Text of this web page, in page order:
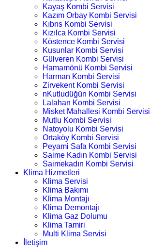
Kayaş Kombi Servisi
Kazım Orbay Kombi Servisi
Kıbrıs Kombi Servisi
Kızılca Kombi Servisi
Köstence Kombi Servisi
Kusunlar Kombi Servisi
Gülveren Kombi Servisi
Hamamönü Kombi Servisi
Harman Kombi Servisi
Zirvekent Kombi Servisi
nKutludüğün Kombi Servisi
Lalahan Kombi Servisi
Misket Mahallesi Kombi Servisi
Mutlu Kombi Servisi
Natoyolu Kombi Servisi
Ortaköy Kombi Servisi
Peyami Safa Kombi Servisi
Saime Kadın Kombi Servisi
Saimekadın Kombi Servisi
Klima Hizmetleri
Klima Servisi
Klima Bakımı
Klima Montajı
Klima Demontajı
Klima Gaz Dolumu
Klima Tamiri
Multi Klima Servisi
İletişim